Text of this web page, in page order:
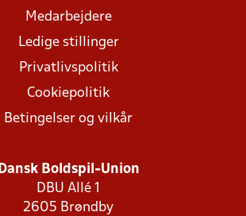
Medarbejdere
Ledige stillinger
Privatlivspolitik
Cookiepolitik
Betingelser og vilkår
Dansk Boldspil-Union
DBU Allé 1
2605 Brøndby